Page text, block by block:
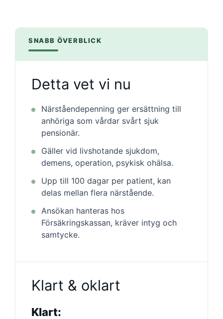
SNABB ÖVERBLICK
Detta vet vi nu
Närståendepenning ger ersättning till
anhöriga som vårdar svårt sjuk
pensionär.
Gäller vid livshotande sjukdom,
demens, operation, psykisk ohälsa.
Upp till 100 dagar per patient, kan
delas mellan flera närstående.
Ansökan hanteras hos
Försäkringskassan, kräver intyg och
samtycke.
Klart & oklart
Klart: